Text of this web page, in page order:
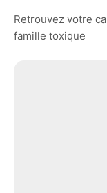
Retrouvez votre
famille toxique